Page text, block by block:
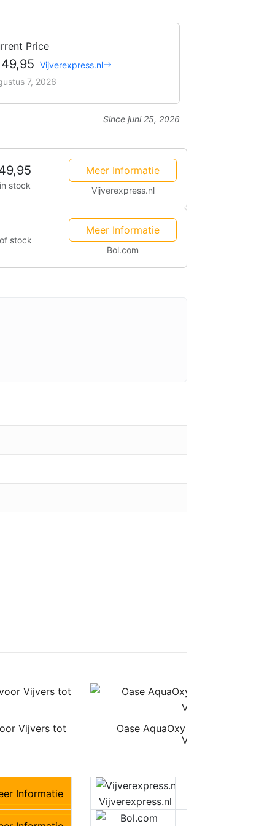
Price
Vijverexpress.nl
7, 2026
Since juni 25, 2026
in stock
Meer Informatie
Vijverexpress.nl
stock
Meer Informatie
Bol.com
Vijvers tot
Informatie
Oase AquaOxy 500 Luchtpomp
Vijverbeluchting
Vijverexpress.nl